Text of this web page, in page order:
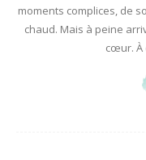
moments complices, de
chaud. Mais à peine
cœur. À